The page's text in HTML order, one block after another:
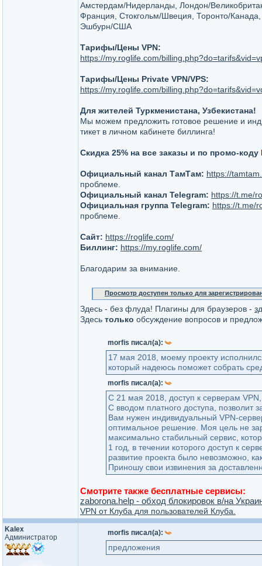
Амстердам/Нидерланды, Лондон/
Франция, Стокгольм/Швеция, Торонто/
Эшбурн/США
Тарифы/Цены VPN:
https://my.roglife.com/
Тарифы/Цены Private VPN/VPS:
https://my.roglife.com/
Для жителей Туркменистана, Узбекистана!
Мы можем предложить готовое решение и
тикет в личном кабинете биллинга!
Скидка 25% на все заказы и по промо-коду
Официальный канал ТамТам: https://
проблеме.
Официальный канал Telegram: https://t.me/
Официальная группа Telegram: https://t.me/
проблеме.
Сайт: https://roglife.com/
Биллинг: https://my.roglife.com/
Благодарим за внимание.
Просмотр доступен только для
Здесь - без флуда! Плагины для браузеров -
Здесь только обсуждение вопросов и
morfis писал(а):
17 мая 2018, моему проекту
который надеюсь поможет собрать
morfis писал(а):
С 21 мая 2018, доступ к серверам VPN,
С вводом платного доступа, позволит
Вам нужен индивидуальный VPN-
оптимальное решение. Моя цель не
максимально стабильный сервис,
1 год, в течении которого доступ к
развитие проекта было невозможно,
Приношу свои извинения за
Смотрите также бесплатные сервисы:
zaborona.help - обход блокировок в/на
VPN от Клуба для пользователей Клуба.
Kalex
Администратор
morfis писал(а):
предложения